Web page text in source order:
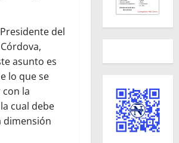
del
asunto es
lo que se
la
cual debe
dimensión